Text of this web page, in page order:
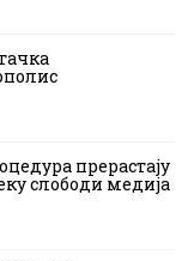
прерастају
слободи медија